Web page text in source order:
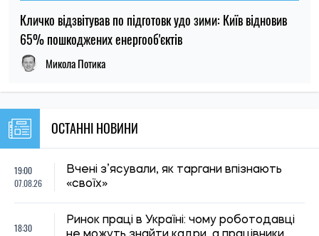
18:00
07.08.26
ШІ майже повністю виключив жіночих
персонажів з історій про тварин
17:40
07.08.26
Оприлюднено найдешевші напрямки
17:17
Шкільна освіта в Україні зазнає змін:
Кабмін оновив базові навчальні плани та
стандарти
16:59
сплачувати іпотеку за пошкоджене
житло: умови та порядок оформлення